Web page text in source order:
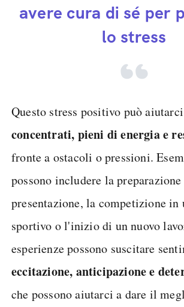
avere cura di sé per
lo stress
Questo stress positivo può
concentrati, pieni di energia e
fronte a ostacoli o pressioni.
possono includere la
presentazione, la competizione in
sportivo o l'inizio di un nuovo
esperienze possono suscitare
eccitazione, anticipazione e
che possono aiutarci a dare il